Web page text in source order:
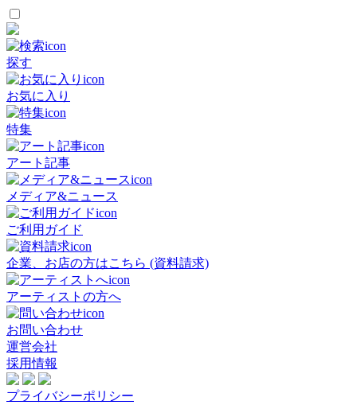
探す
お気に入り
特集
アート記事
メディア&ニュース
ご利用ガイド
企業、お店の方はこちら (資料請求)
アーティストの方へ
お問い合わせ
運営会社
採用情報
プライバシーポリシー